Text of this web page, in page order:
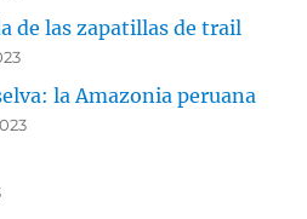
de las zapatillas de trail
la Amazonia peruana